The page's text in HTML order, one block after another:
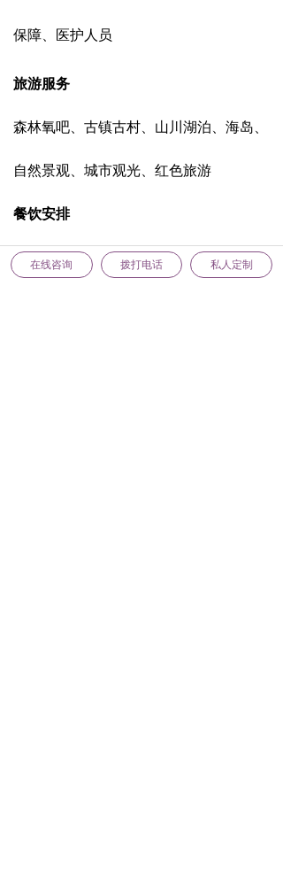
保障、医护人员
团建场地
团建基地、度假村、体育场馆、酒店、城
市公园、景区
住宿预订
特色酒店、度假村酒店、星级酒店、经济
旅游服务
森林氧吧、古镇古村、山川湖泊、海岛、
自然景观、城市观光、红色旅游
餐饮安排
酒店桌餐、餐厅桌餐、特色农家菜、自助
낀
首页
뀵
品牌课程
넙
联系我们
녁
团建定制
在线咨询 拨打电话 私人定制